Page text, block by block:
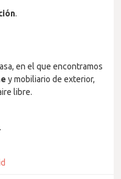
.
en el que encontramos
y mobiliario de exterior,
libre.
.